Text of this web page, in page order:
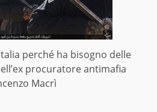
perché ha bisogno delle
procuratore antimafia
Macrì